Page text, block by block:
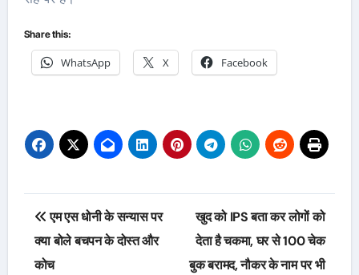
Share this:
WhatsApp X Facebook
Post
navigation
एम एस धोनी के सन्यास पर
क्या बोले बचपन के दोस्त और
कोच
खुद को IPS बता कर लोगों को
देता है चकमा, घर से 100 चेक
बुक बरामद, नौकर के नाम पर भी